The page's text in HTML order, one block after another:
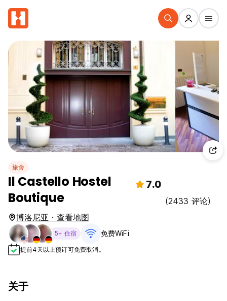
旅舍
Il Castello Hostel
Boutique
7.0
(2433 评论)
博洛尼亚 · 查看地图
5+ 住宿 免费WiFi
提前4天以上预订可免费取消。
关于